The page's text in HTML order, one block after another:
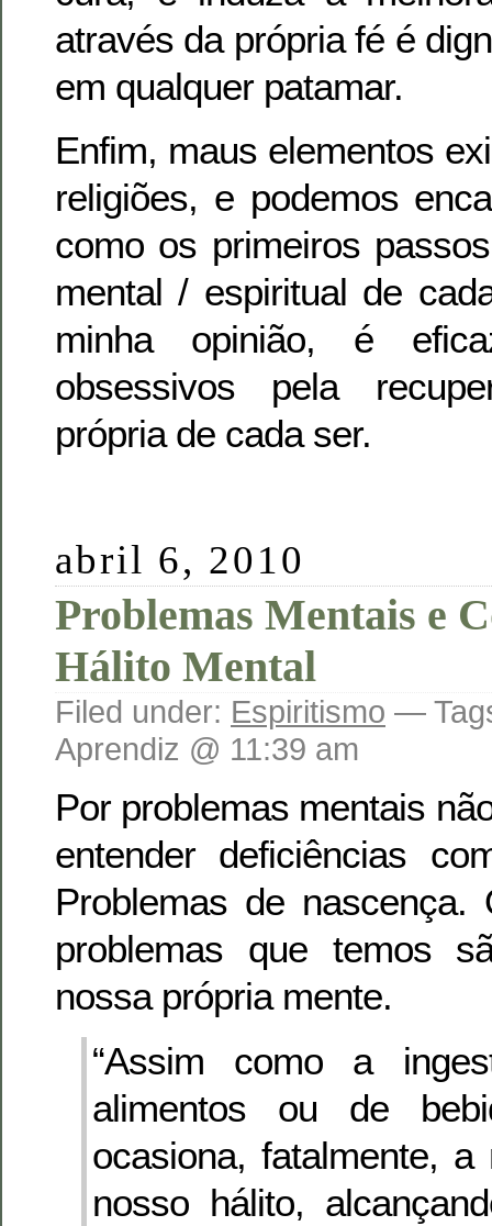
através da própria fé é
em qualquer patamar.
Enfim, maus elementos
religiões, e podemos
como os primeiros
mental / espiritual de
minha opinião, é
obsessivos pela
própria de cada ser.
abril 6, 2010
Problemas Mentais e
Hálito Mental
Filed under: Espiritismo —
Aprendiz @ 11:39 am
Por problemas mentais
entender deficiências
Problemas de nascença.
problemas que temos
nossa própria mente.
“Assim como a
alimentos ou de
ocasiona, fatalmente, a
nosso hálito,